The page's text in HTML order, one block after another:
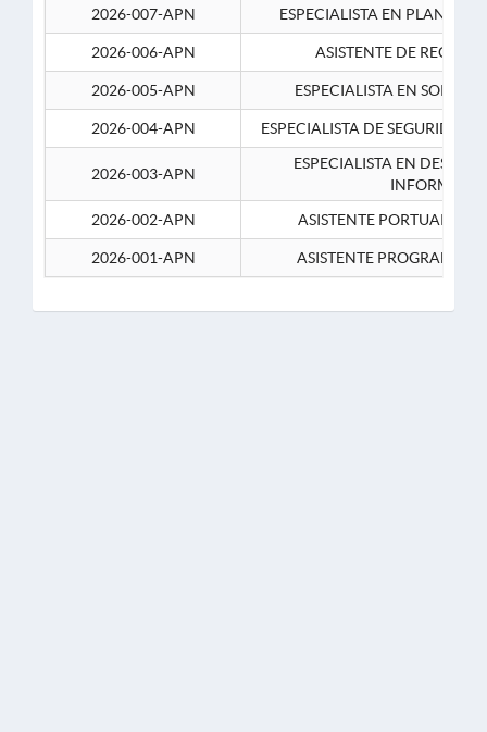
2026-007-APN ESPECIALISTA EN
2026-006-APN ASISTENTE DE
2026-005-APN ESPECIALISTA EN
2026-004-APN ESPECIALISTA DE SEGURIDAD
2026-003-APN
ESPECIALISTA EN
2026-002-APN
ASISTENTE PORTUARIO 2-
2026-001-APN ASISTENTE